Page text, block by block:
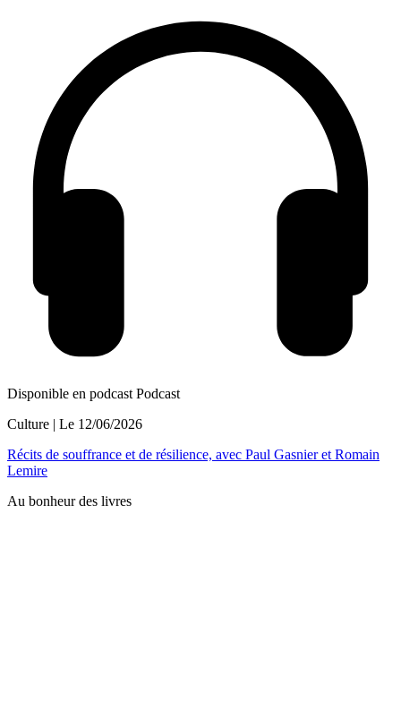
Disponible en podcast Podcast
Culture | Le 12/06/2026
Récits de souffrance et de résilience, avec Paul Gasnier et Romain
Lemire
Au bonheur des livres